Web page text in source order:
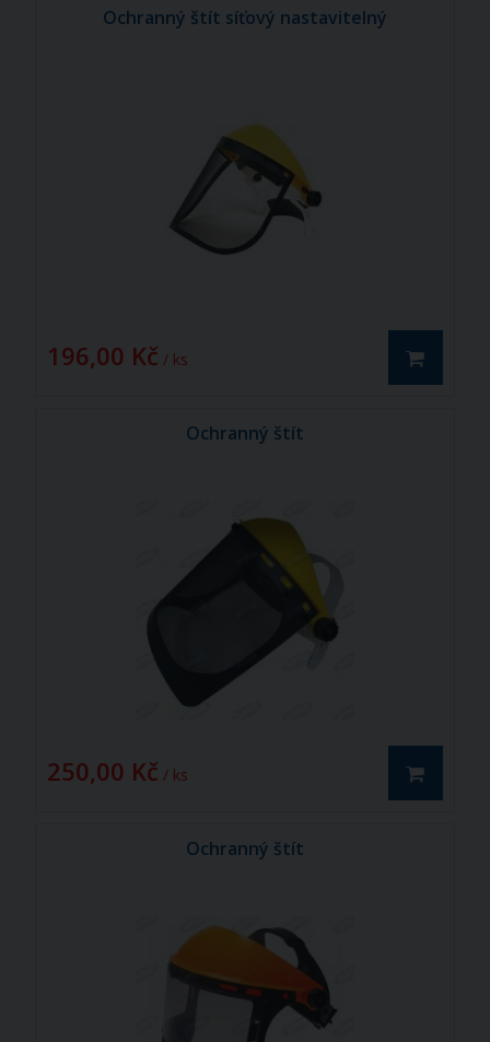
Ochranný štít síťový nastavitelný
196,00 Kč / ks
Ochranný štít
250,00 Kč / ks
Ochranný štít